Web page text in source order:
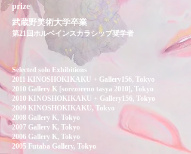
prize
武蔵野美術大学卒業
第21回ホルベインスカラシップ奨学者
Selected solo Exhibitions
2011 KINOSHOKIKAKU + Gallery156, Tokyo
2010 Gallery K [sorezoreno tasya 2010], Tokyo
2010 KINOSHOKIKAKU + Gallery156, Tokyo
2009 KINOSHOKIKAKU, Tokyo
2008 Gallery K, Tokyo
2007 Gallery K, Tokyo
2006 Gallery K, Tokyo
2005 Futaba Gallery, Tokyo